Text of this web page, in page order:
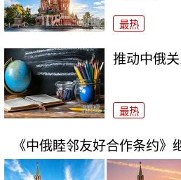
最热
推动中俄
最热
《中俄睦邻友好合作条约》